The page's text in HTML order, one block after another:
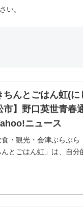
い。
ちんとごはん虹(
市】野口英世青春
ニュース
食・観光・会津ぶらぶら
んとごはん虹」は、自分